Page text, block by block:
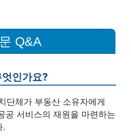
Q&A
인가요?
단체가 부동산 소유자에게
공 서비스의 재원을 마련하는
.